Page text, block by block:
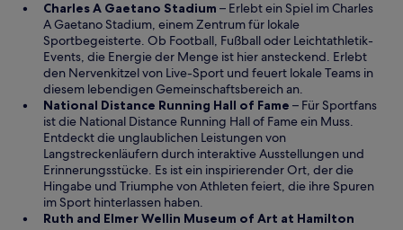
n
F
e
n
s
t
e
r
e
ö
f
n
n
e
m
n
e
u
e
n
F
e
n
s
e
Charles A Gaetano Stadium W
i
d
i
n
e
i
n
e
m
n
u
– Erlebt ein Spiel im Charles
A Gaetano Stadium, einem Zentrum für lokale
Sportbegeisterte. Ob Football, Fußball oder Leichtathletik-
Events, die Energie der Menge ist hier ansteckend. Erlebt
den Nervenkitzel von Live-Sport und feuert lokale Teams in
diesem lebendigen Gemeinschaftsbereich an.
National Distance Running Hall of Fame W
i
d
i
n
i
– Für Sportfans
ist die National Distance Running Hall of Fame ein Muss.
Entdeckt die unglaublichen Leistungen von
Langstreckenläufern durch interaktive Ausstellungen und
Erinnerungsstücke. Es ist ein inspirierender Ort, der die
Hingabe und Triumphe von Athleten feiert, die ihre Spuren
im Sport hinterlassen haben.
Ruth and Elmer Wellin Museum of Art at Hamilton